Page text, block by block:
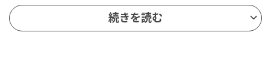
続きを読む